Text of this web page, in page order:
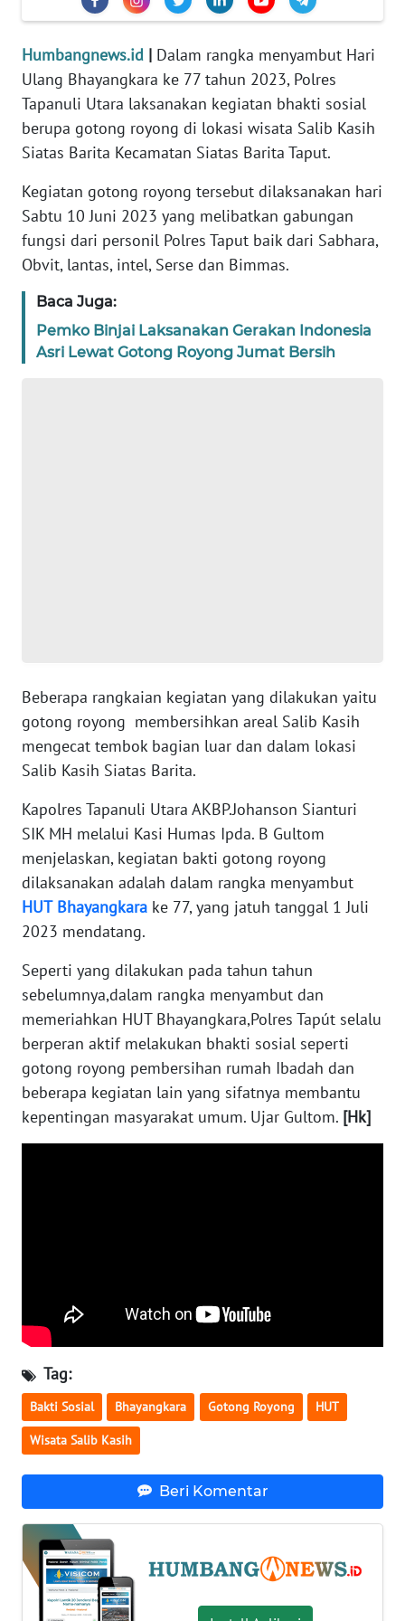
Humbangnews.id | Dalam rangka menyambut Hari
Ulang Bhayangkara ke 77 tahun 2023, Polres
Tapanuli Utara laksanakan kegiatan bhakti sosial
berupa gotong royong di lokasi wisata Salib Kasih
Siatas Barita Kecamatan Siatas Barita Taput.
Kegiatan gotong royong tersebut dilaksanakan hari
Sabtu 10 Juni 2023 yang melibatkan gabungan
fungsi dari personil Polres Taput baik dari Sabhara,
Obvit, lantas, intel, Serse dan Bimmas.
Baca Juga:
Pemko Binjai Laksanakan Gerakan Indonesia
Asri Lewat Gotong Royong Jumat Bersih
Beberapa rangkaian kegiatan yang dilakukan yaitu
gotong royong membersihkan areal Salib Kasih
mengecat tembok bagian luar dan dalam lokasi
Salib Kasih Siatas Barita.
Kapolres Tapanuli Utara AKBP.Johanson Sianturi
SIK MH melalui Kasi Humas Ipda. B Gultom
menjelaskan, kegiatan bakti gotong royong
dilaksanakan adalah dalam rangka menyambut
HUT Bhayangkara ke 77, yang jatuh tanggal 1 Juli
2023 mendatang.
Seperti yang dilakukan pada tahun tahun
sebelumnya,dalam rangka menyambut dan
memeriahkan HUT Bhayangkara,Polres Tapút selalu
berperan aktif melakukan bhakti sosial seperti
gotong royong pembersihan rumah Ibadah dan
beberapa kegiatan lain yang sifatnya membantu
kepentingan masyarakat umum. Ujar Gultom. [Hk]
Tag:
Bakti Sosial Bhayangkara Gotong Royong HUT
Wisata Salib Kasih
Beri Komentar
REDAKSI
KARIR
DISCLAIMER
News
Regional
WN
SUMUT
JAKARTA
WN
BARAT
WN
RIAU
WN
SERAMBI
WN
SULTRA
WN
NTB
WN
WN
WN
SUMSEL
WN
WN
LAMPUNG
WN